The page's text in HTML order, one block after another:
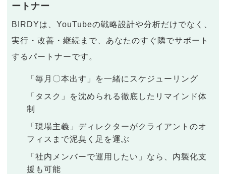
ートナー
BIRDYは、YouTubeの戦略設計や分析だけでなく、
実行・改善・継続まで、あなたのすぐ隣でサポート
するパートナーです。
「毎月〇本出す」を一緒にスケジューリング
「タスク」を沈められる徹底したリマインド体
制
「現場主義」ディレクターがクライアントのオ
フィスまで泥臭く足を運ぶ
「社内メンバーで運用したい」なら、内製化支
援も可能